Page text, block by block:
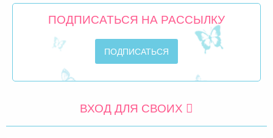
ПОДПИСАТЬСЯ НА РАССЫЛКУ
ВХОД ДЛЯ СВОИХ